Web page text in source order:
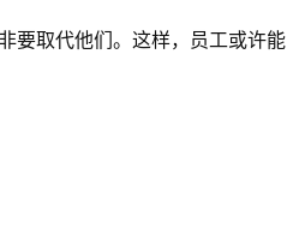
要取代他们。这样，员工或许能